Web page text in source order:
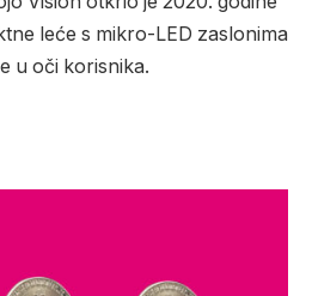
leće s mikro-LED zaslonima
u oči korisnika.